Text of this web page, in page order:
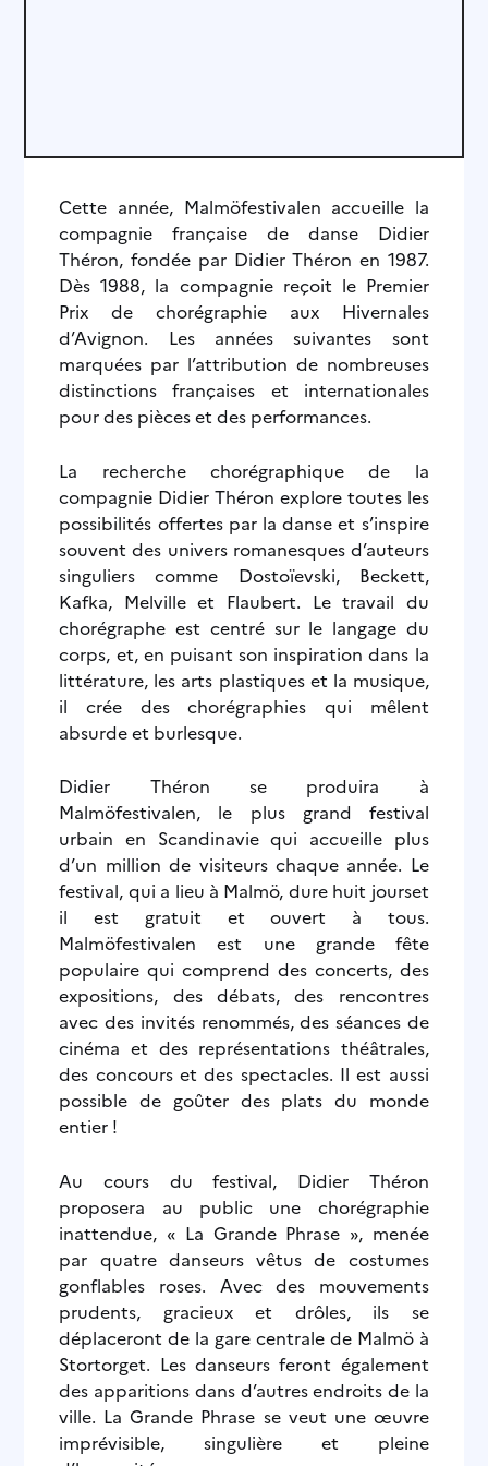
Cette année, Malmöfestivalen accueille la
compagnie française de danse Didier
Théron, fondée par Didier Théron en 1987.
Dès 1988, la compagnie reçoit le Premier
Prix de chorégraphie aux Hivernales
d’Avignon. Les années suivantes sont
marquées par l’attribution de nombreuses
distinctions françaises et internationales
pour des pièces et des performances.
La recherche chorégraphique de la
compagnie Didier Théron explore toutes les
possibilités offertes par la danse et s’inspire
souvent des univers romanesques d’auteurs
singuliers comme Dostoïevski, Beckett,
Kafka, Melville et Flaubert. Le travail du
chorégraphe est centré sur le langage du
corps, et, en puisant son inspiration dans la
littérature, les arts plastiques et la musique,
il crée des chorégraphies qui mêlent
absurde et burlesque.
Didier Théron se produira à
Malmöfestivalen, le plus grand festival
urbain en Scandinavie qui accueille plus
d’un million de visiteurs chaque année. Le
festival, qui a lieu à Malmö, dure huit jourset
il est gratuit et ouvert à tous.
Malmöfestivalen est une grande fête
populaire qui comprend des concerts, des
expositions, des débats, des rencontres
avec des invités renommés, des séances de
cinéma et des représentations théâtrales,
des concours et des spectacles. Il est aussi
possible de goûter des plats du monde
entier !
Au cours du festival, Didier Théron
proposera au public une chorégraphie
inattendue, « La Grande Phrase », menée
par quatre danseurs vêtus de costumes
gonflables roses. Avec des mouvements
prudents, gracieux et drôles, ils se
déplaceront de la gare centrale de Malmö à
Stortorget. Les danseurs feront également
des apparitions dans d’autres endroits de la
ville. La Grande Phrase se veut une œuvre
imprévisible, singulière et pleine